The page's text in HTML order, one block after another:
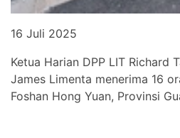
16 Juli 2025
Ketua Harian DPP LIT Richard
James Limenta menerima 16
Foshan Hong Yuan, Provinsi